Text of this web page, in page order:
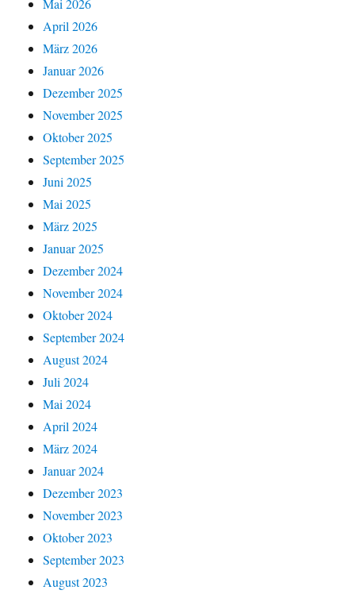
Mai 2026
April 2026
März 2026
Januar 2026
Dezember 2025
November 2025
Oktober 2025
September 2025
Juni 2025
Mai 2025
März 2025
Januar 2025
Dezember 2024
November 2024
Oktober 2024
September 2024
August 2024
Juli 2024
Mai 2024
April 2024
März 2024
Januar 2024
Dezember 2023
November 2023
Oktober 2023
September 2023
August 2023